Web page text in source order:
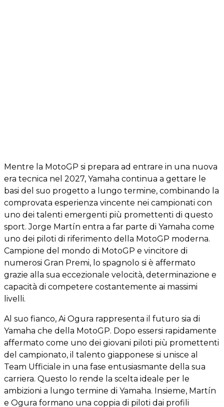
Mentre la MotoGP si prepara ad entrare in una nuova
era tecnica nel 2027, Yamaha continua a gettare le
basi del suo progetto a lungo termine, combinando la
comprovata esperienza vincente nei campionati con
uno dei talenti emergenti più promettenti di questo
sport. Jorge Martín entra a far parte di Yamaha come
uno dei piloti di riferimento della MotoGP moderna.
Campione del mondo di MotoGP e vincitore di
numerosi Gran Premi, lo spagnolo si è affermato
grazie alla sua eccezionale velocità, determinazione e
capacità di competere costantemente ai massimi
livelli.
Al suo fianco, Ai Ogura rappresenta il futuro sia di
Yamaha che della MotoGP. Dopo essersi rapidamente
affermato come uno dei giovani piloti più promettenti
del campionato, il talento giapponese si unisce al
Team Ufficiale in una fase entusiasmante della sua
carriera. Questo lo rende la scelta ideale per le
ambizioni a lungo termine di Yamaha. Insieme, Martín
e Ogura formano una coppia di piloti dai profili